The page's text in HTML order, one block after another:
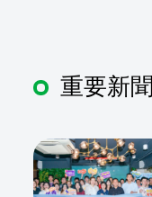
重要新聞